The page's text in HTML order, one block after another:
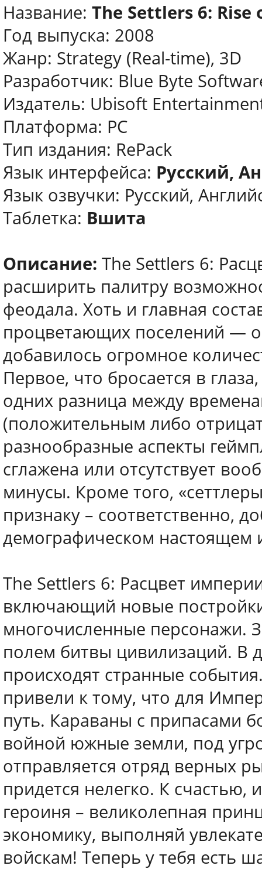
Название: The Settlers 6: Rise
Год выпуска: 2008
Жанр: Strategy (Real-time), 3D
Разработчик: Blue Byte
Издатель: Ubisoft
Платформа: PC
Тип издания: RePack
Язык интерфейса: Русский,
Язык озвучки: Русский,
Таблетка: Вшита
Описание: The Settlers 6:
расширить палитру
феодала. Хоть и главная
процветающих поселений —
добавилось огромное
Первое, что бросается в
одних разница между
(положительным либо
разнообразные аспекты
сглажена или отсутствует
минусы. Кроме того,
признаку – соответственно,
демографическом
The Settlers 6: Расцвет
включающий новые
многочисленные персонажи.
полем битвы цивилизаций. В
происходят странные
привели к тому, что для
путь. Караваны с припасами
войной южные земли, под
отправляется отряд верных
придется нелегко. К
героиня – великолепная
экономику, выполняй
войскам! Теперь у тебя есть